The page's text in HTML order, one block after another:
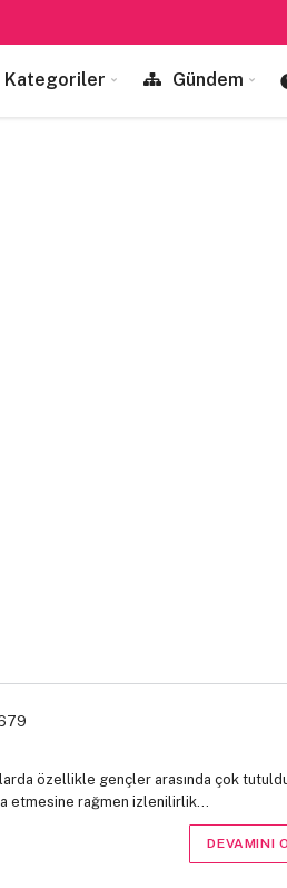
Kategoriler Gündem
özellikle gençler arasında çok
etmesine rağmen izlenilirlik…
DEVAMINI